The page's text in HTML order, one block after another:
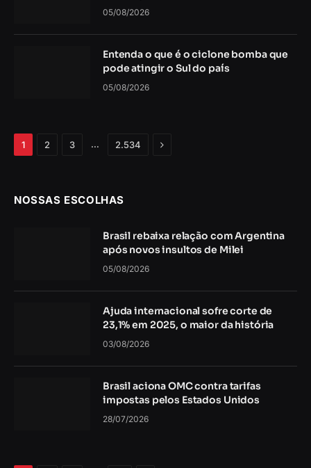
05/08/2026
Entenda o que é o ciclone bomba que
pode atingir o Sul do país
05/08/2026
1 2 3 … 2.534 Próximo
NOSSAS ESCOLHAS
Brasil rebaixa relação com Argentina
após novos insultos de Milei
05/08/2026
Ajuda internacional sofre corte de
23,1% em 2025, o maior da história
03/08/2026
Brasil aciona OMC contra tarifas
impostas pelos Estados Unidos
28/07/2026